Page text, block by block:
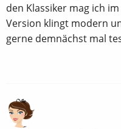
den Klassiker mag ich
Version klingt modern
gerne demnächst mal